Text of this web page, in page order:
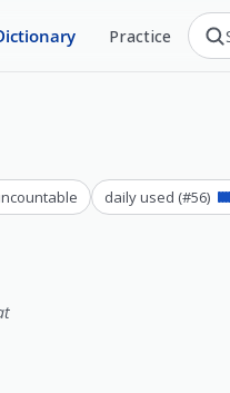
Practice
daily used (#56)